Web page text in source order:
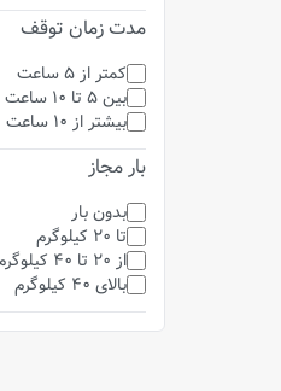
مدت زمان توقف
کمتر از 5 ساعت
بین 5 تا 10 ساعت
بیشتر از 10 ساعت
بار مجاز
بدون بار
تا 20 کیلوگرم
از 20 تا 40 کیلوگرم
بالای 40 کیلوگرم